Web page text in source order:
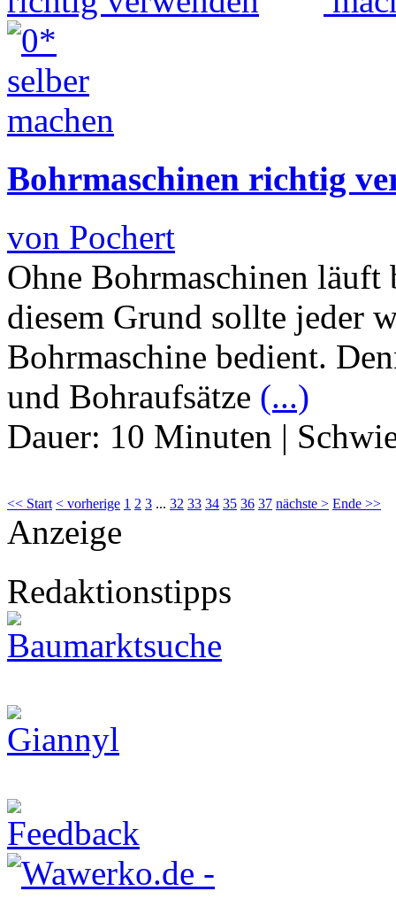
Bohrmaschinen richtig
von Pochert
Ohne Bohrmaschinen
diesem Grund sollte jeder
Bohrmaschine bedient.
und Bohraufsätze (...)
Dauer: 10 Minuten |
<< Start < vorherige 1 2 3 ... 32 33 34 35 36 37 nächste > Ende >>
Anzeige
Redaktionstipps